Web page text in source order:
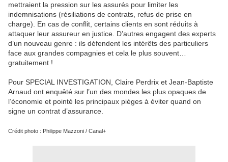
mettraient la pression sur les assurés pour limiter les
indemnisations (résiliations de contrats, refus de prise en
charge). En cas de conflit, certains clients en sont réduits à
attaquer leur assureur en justice. D’autres engagent des experts
d’un nouveau genre : ils défendent les intérêts des particuliers
face aux grandes compagnies et cela le plus souvent…
gratuitement !
Pour SPECIAL INVESTIGATION, Claire Perdrix et Jean-Baptiste
Arnaud ont enquêté sur l’un des mondes les plus opaques de
l’économie et pointé les principaux pièges à éviter quand on
signe un contrat d’assurance.
Crédit photo : Philippe Mazzoni / Canal+